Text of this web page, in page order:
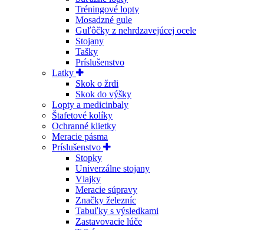
Tréningové lopty
Mosadzné gule
Guľôčky z nehrdzavejúcej ocele
Stojany
Tašky
Príslušenstvo
Latky
Skok o žrdi
Skok do výšky
Lopty a medicinbaly
Štafetové kolíky
Ochranné klietky
Meracie pásma
Príslušenstvo
Stopky
Univerzálne stojany
Vlajky
Meracie súpravy
Značky železníc
Tabuľky s výsledkami
Zastavovacie lúče